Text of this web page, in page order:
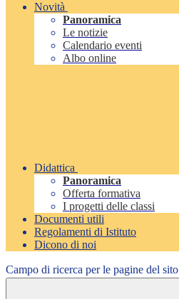
Novità
Panoramica
Le notizie
Calendario eventi
Albo online
Didattica
Panoramica
Offerta formativa
I progetti delle classi
Documenti utili
Regolamenti di Istituto
Dicono di noi
Campo di ricerca per le pagine del sito